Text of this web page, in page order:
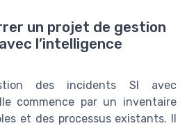
un projet de gestion
l’intelligence
des incidents SI avec
commence par un inventaire
et des processus existants. Il